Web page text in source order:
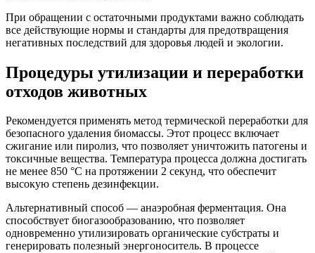
При обращении с остаточными продуктами важно соблюдать
все действующие нормы и стандарты для предотвращения
негативных последствий для здоровья людей и экологии.
Процедуры утилизации и переработки
отходов животных
Рекомендуется применять метод термической переработки для
безопасного удаления биомассы. Этот процесс включает
сжигание или пиролиз, что позволяет уничтожить патогены и
токсичные вещества. Температура процесса должна достигать
не менее 850 °C на протяжении 2 секунд, что обеспечит
высокую степень дезинфекции.
Альтернативный способ — анаэробная ферментация. Она
способствует биогазообразованию, что позволяет
одновременно утилизировать органические субстраты и
генерировать полезный энергоноситель. В процессе